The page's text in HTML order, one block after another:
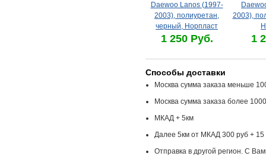
Daewoo Lanos (1997-
2003), полиуретан,
черный, Норпласт
1 250 Руб.
2003),
1
Способы доставки
Москва сумма заказа меньше
Москва сумма заказа более
МКАД + 5км
Далее 5км от МКАД 300 руб + 15
Отправка в другой регион. С